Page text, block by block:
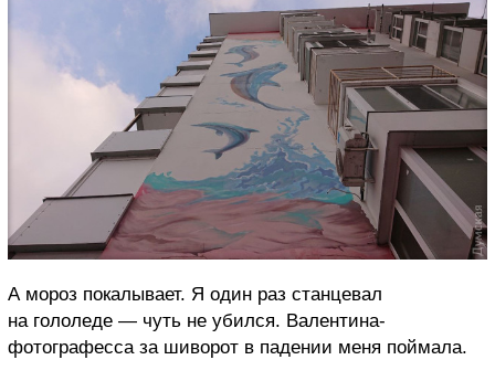
А мороз покалывает. Я один раз станцевал
на гололеде — чуть не убился. Валентина-
фотографесса за шиворот в падении меня поймала.